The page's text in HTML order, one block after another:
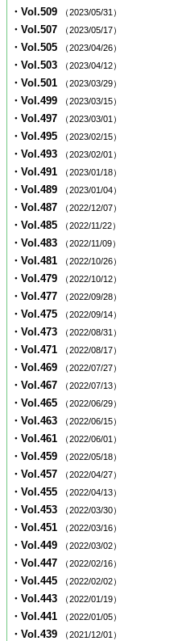
・Vol.509 （2023/05/31）
・Vol.507 （2023/05/17）
・Vol.505 （2023/04/26）
・Vol.503 （2023/04/12）
・Vol.501 （2023/03/29）
・Vol.499 （2023/03/15）
・Vol.497 （2023/03/01）
・Vol.495 （2023/02/15）
・Vol.493 （2023/02/01）
・Vol.491 （2023/01/18）
・Vol.489 （2023/01/04）
・Vol.487 （2022/12/07）
・Vol.485 （2022/11/22）
・Vol.483 （2022/11/09）
・Vol.481 （2022/10/26）
・Vol.479 （2022/10/12）
・Vol.477 （2022/09/28）
・Vol.475 （2022/09/14）
・Vol.473 （2022/08/31）
・Vol.471 （2022/08/17）
・Vol.469 （2022/07/27）
・Vol.467 （2022/07/13）
・Vol.465 （2022/06/29）
・Vol.463 （2022/06/15）
・Vol.461 （2022/06/01）
・Vol.459 （2022/05/18）
・Vol.457 （2022/04/27）
・Vol.455 （2022/04/13）
・Vol.453 （2022/03/30）
・Vol.451 （2022/03/16）
・Vol.449 （2022/03/02）
・Vol.447 （2022/02/16）
・Vol.445 （2022/02/02）
・Vol.443 （2022/01/19）
・Vol.441 （2022/01/05）
・Vol.439 （2021/12/01）